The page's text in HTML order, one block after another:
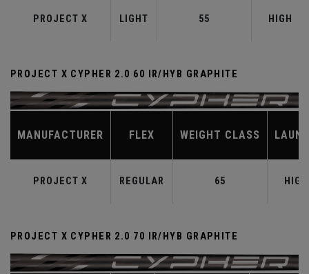
PROJECT X LIGHT 55 HIGH
PROJECT X CYPHER 2.0 60 IR/HYB GRAPHITE
MANUFACTURER FLEX WEIGHT CLASS
PROJECT X REGULAR 65 HIGH
PROJECT X CYPHER 2.0 70 IR/HYB GRAPHITE